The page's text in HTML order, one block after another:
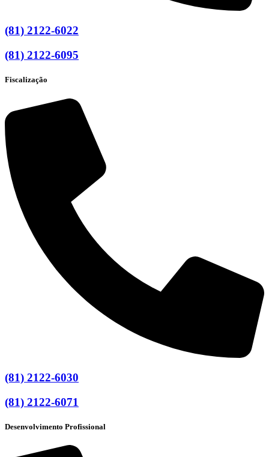
(81) 2122-6022
(81) 2122-6095
Fiscalização
(81) 2122-6030
(81) 2122-6071
Desenvolvimento Profissional